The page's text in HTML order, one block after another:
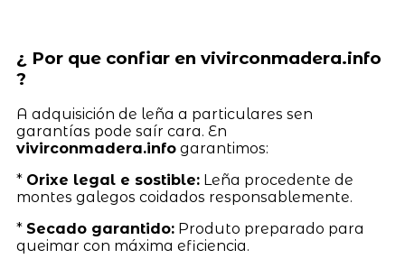
¿ Por que confiar en vivirconmadera.info
?
A adquisición de leña a particulares sen
garantías pode saír cara. En
vivirconmadera.infogarantimos:
* Orixe legal e sostible:Leña procedente de
montes galegos coidados responsablemente.
* Secado garantido:Produto preparado para
queimar con máxima eficiencia.